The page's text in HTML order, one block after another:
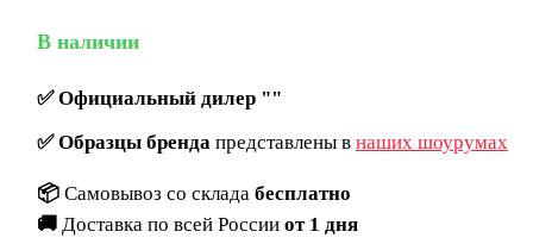
В наличии
✅Официальный дилер ""
✅Образцы брендапредставлены в наших шоурумах
📦 Самовывоз со склада бесплатно
🚚 Доставка по всей России от 1 дня